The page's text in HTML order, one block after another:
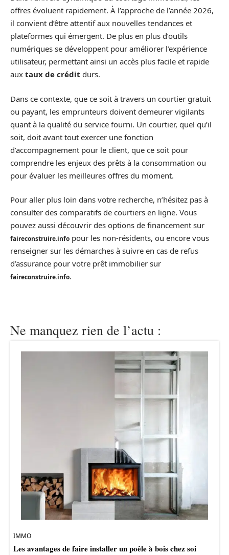
offres évoluent rapidement. À l’approche de l’année 2026,
il convient d’être attentif aux nouvelles tendances et
plateformes qui émergent. De plus en plus d’outils
numériques se développent pour améliorer l’expérience
utilisateur, permettant ainsi un accès plus facile et rapide
aux taux de crédit durs.
Dans ce contexte, que ce soit à travers un courtier gratuit
ou payant, les emprunteurs doivent demeurer vigilants
quant à la qualité du service fourni. Un courtier, quel qu’il
soit, doit avant tout exercer une fonction
d’accompagnement pour le client, que ce soit pour
comprendre les enjeux des prêts à la consommation ou
pour évaluer les meilleures offres du moment.
Pour aller plus loin dans votre recherche, n’hésitez pas à
consulter des comparatifs de courtiers en ligne. Vous
pouvez aussi découvrir des options de financement sur
faireconstruire.info pour les non-résidents, ou encore vous
renseigner sur les démarches à suivre en cas de refus
d’assurance pour votre prêt immobilier sur
faireconstruire.info.
Ne manquez rien de l’actu :
IMMO
Les avantages de faire installer un poêle à bois chez soi